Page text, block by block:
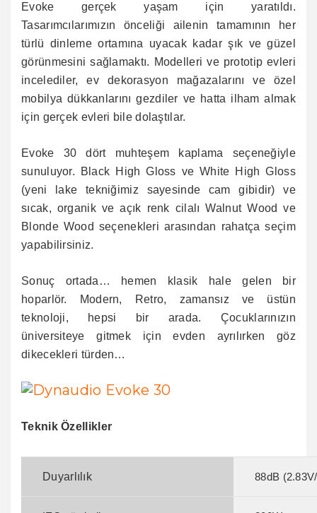
Evoke gerçek yaşam için yaratıldı.
Tasarımcılarımızın önceliği ailenin tamamının her
türlü dinleme ortamına uyacak kadar şık ve güzel
görünmesini sağlamaktı. Modelleri ve prototip evleri
incelediler, ev dekorasyon mağazalarını ve özel
mobilya dükkanlarını gezdiler ve hatta ilham almak
için gerçek evleri bile dolaştılar.
Evoke 30 dört muhteşem kaplama seçeneğiyle
sunuluyor. Black High Gloss ve White High Gloss
(yeni lake tekniğimiz sayesinde cam gibidir) ve
sıcak, organik ve açık renk cilalı Walnut Wood ve
Blonde Wood seçenekleri arasından rahatça seçim
yapabilirsiniz.
Sonuç ortada… hemen klasik hale gelen bir
hoparlör. Modern, Retro, zamansız ve üstün
teknoloji, hepsi bir arada. Çocuklarınızın
üniversiteye gitmek için evden ayrılırken göz
dikecekleri türden…
Teknik Özellikler
Duyarlılık 88dB